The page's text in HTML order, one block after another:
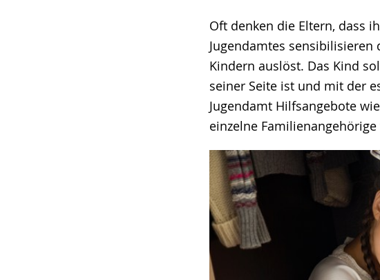
Oft denken die Eltern, dass
Jugendamtes
Kindern auslöst. Das Kind
seiner Seite ist und mit der
Jugendamt Hilfsangebote
einzelne